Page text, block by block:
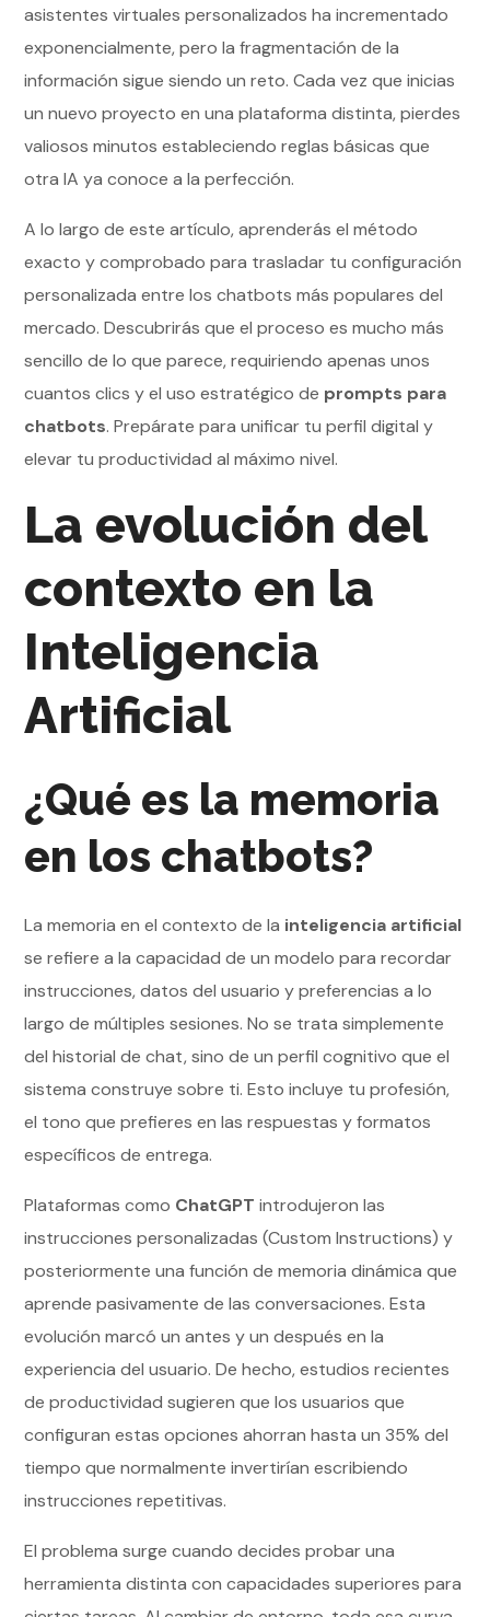
asistentes virtuales personalizados ha incrementado
exponencialmente, pero la fragmentación de la
información sigue siendo un reto. Cada vez que inicias
un nuevo proyecto en una plataforma distinta, pierdes
valiosos minutos estableciendo reglas básicas que
otra IA ya conoce a la perfección.
A lo largo de este artículo, aprenderás el método
exacto y comprobado para trasladar tu configuración
personalizada entre los chatbots más populares del
mercado. Descubrirás que el proceso es mucho más
sencillo de lo que parece, requiriendo apenas unos
cuantos clics y el uso estratégico de prompts para
chatbots. Prepárate para unificar tu perfil digital y
elevar tu productividad al máximo nivel.
La evolución del
contexto en la
Inteligencia
Artificial
¿Qué es la memoria
en los chatbots?
La memoria en el contexto de la inteligencia artificial
se refiere a la capacidad de un modelo para recordar
instrucciones, datos del usuario y preferencias a lo
largo de múltiples sesiones. No se trata simplemente
del historial de chat, sino de un perfil cognitivo que el
sistema construye sobre ti. Esto incluye tu profesión,
el tono que prefieres en las respuestas y formatos
específicos de entrega.
Plataformas como ChatGPT introdujeron las
instrucciones personalizadas (Custom Instructions) y
posteriormente una función de memoria dinámica que
aprende pasivamente de las conversaciones. Esta
evolución marcó un antes y un después en la
experiencia del usuario. De hecho, estudios recientes
de productividad sugieren que los usuarios que
configuran estas opciones ahorran hasta un 35% del
tiempo que normalmente invertirían escribiendo
instrucciones repetitivas.
El problema surge cuando decides probar una
herramienta distinta con capacidades superiores para